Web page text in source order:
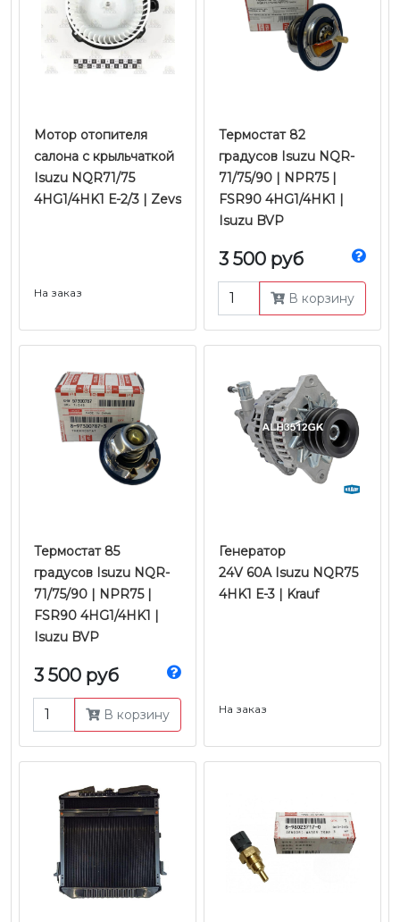
Мотор отопителя
салона с крыльчаткой
Isuzu NQR71/75
4HG1/4HK1 Е-2/3 | Zevs
На заказ
Термостат 82
градусов Isuzu NQR-
71/75/90 | NPR75 |
FSR90 4HG1/4HK1 |
Isuzu BVP
3 500 руб
В корзину
Термостат 85
градусов Isuzu NQR-
71/75/90 | NPR75 |
FSR90 4HG1/4HK1 |
Isuzu BVP
3 500 руб
В корзину
Генератор
24V 60A Isuzu NQR75
4HK1 Е-3 | Krauf
На заказ